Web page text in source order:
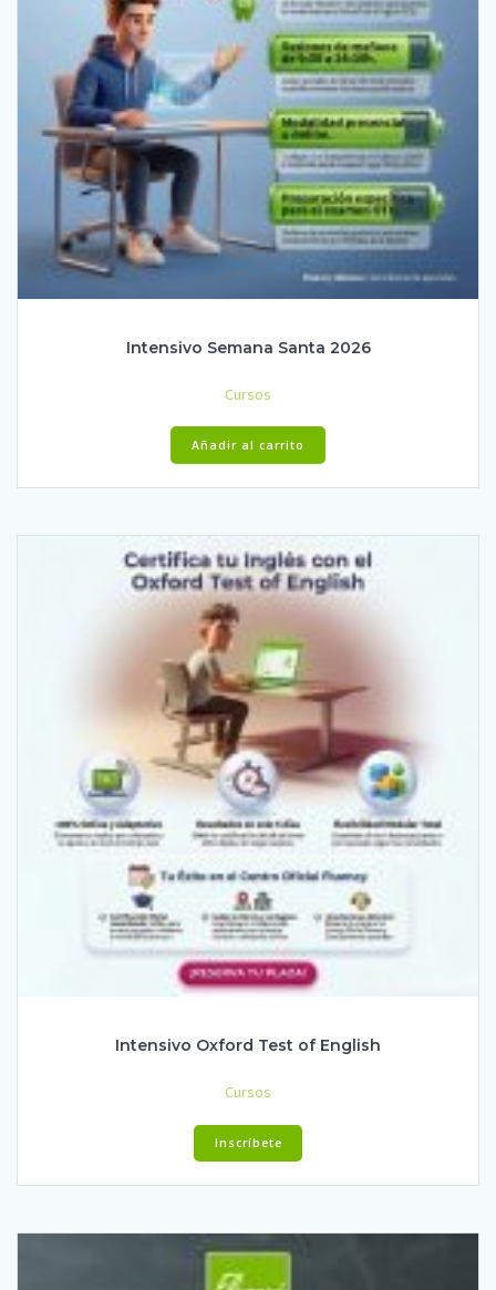
Intensivo Semana Santa 2026
Cursos
Añadir al carrito
Intensivo Oxford Test of English
Cursos
Inscríbete